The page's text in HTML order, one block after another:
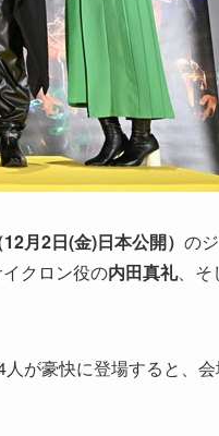
月2日(金)日本公開） の
クロン役の内田真礼、そ
が豪快に登場すると、